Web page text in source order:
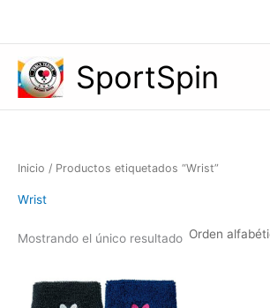
contenido
SportSpin
Inicio / Productos etiquetados “Wrist”
Wrist
Mostrando el único resultado